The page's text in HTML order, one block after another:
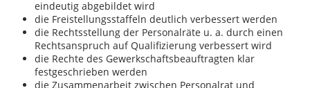
eindeutig abgebildet wird
die Freistellungsstaffeln deutlich verbessert werden
die Rechtsstellung der Personalräte u. a. durch einen
Rechtsanspruch auf Qualifizierung verbessert wird
die Rechte des Gewerkschaftsbeauftragten klar
festgeschrieben werden
die Zusammenarbeit zwischen Personalrat und